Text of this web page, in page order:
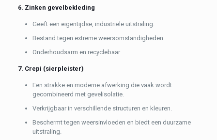
6. Zinken gevelbekleding
Geeft een eigentijdse, industriële uitstraling.
Bestand tegen extreme weersomstandigheden.
Onderhoudsarm en recyclebaar.
7. Crepi (sierpleister)
Een strakke en moderne afwerking die vaak wordt
gecombineerd met gevelisolatie.
Verkrijgbaar in verschillende structuren en kleuren.
Beschermt tegen weersinvloeden en biedt een duurzame
uitstraling.